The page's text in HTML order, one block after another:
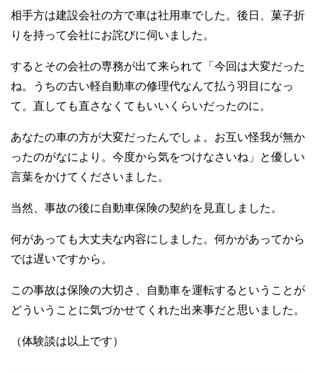
相手方は建設会社の方で車は社用車でした。後日、菓子折
りを持って会社にお詫びに伺いました。
するとその会社の専務が出て来られて「今回は大変だった
ね。うちの古い軽自動車の修理代なんて払う羽目になっ
て。直しても直さなくてもいいくらいだったのに。
あなたの車の方が大変だったんでしょ。お互い怪我が無か
ったのがなにより。今度から気をつけなさいね」と優しい
言葉をかけてくださいました。
当然、事故の後に自動車保険の契約を見直しました。
何があっても大丈夫な内容にしました。何かがあってから
では遅いですから。
この事故は保険の大切さ、自動車を運転するということが
どういうことに気づかせてくれた出来事だと思いました。
（体験談は以上です）